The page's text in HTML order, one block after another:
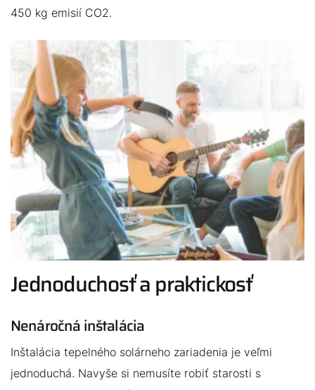
450 kg emisií CO2.
Jednoduchosť a praktickosť
Nenáročná inštalácia
Inštalácia tepelného solárneho zariadenia je veľmi
jednoduchá. Navyše si nemusíte robiť starosti s
Dobrý deň!
Ako vám môžeme pomôcť?
Kontaktný formulár
Dôležité odkazy